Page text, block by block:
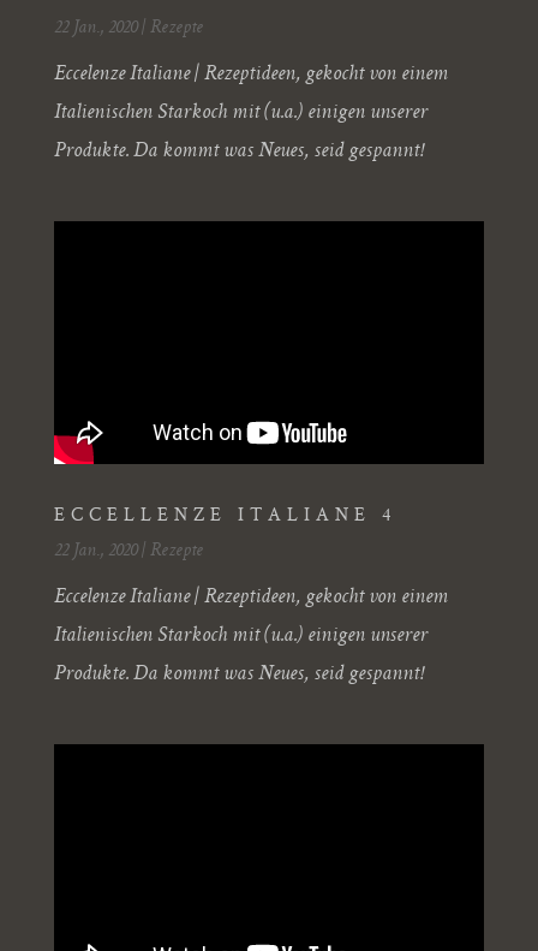
22 Jan., 2020| Rezepte
Eccelenze Italiane | Rezeptideen, gekocht von einem
Italienischen Starkoch mit (u.a.) einigen unserer
Produkte. Da kommt was Neues, seid gespannt!
ECCELLENZE ITALIANE 4
22 Jan., 2020| Rezepte
Eccelenze Italiane | Rezeptideen, gekocht von einem
Italienischen Starkoch mit (u.a.) einigen unserer
Produkte. Da kommt was Neues, seid gespannt!